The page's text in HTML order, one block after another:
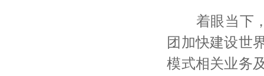
着眼当下
团加快建设世
模式相关业务